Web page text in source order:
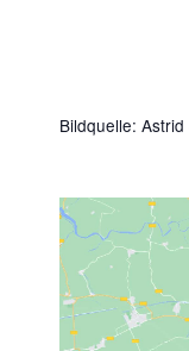
Bildquelle: Astrid